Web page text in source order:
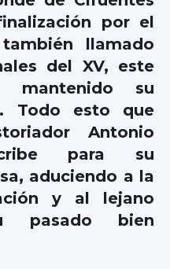
por el
llamado
del XV, este
mantenido su
Todo esto que
Antonio
para su
aduciendo a la
y al lejano
pasado bien